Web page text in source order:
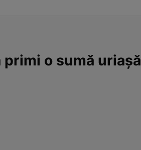
o sumă uriașă